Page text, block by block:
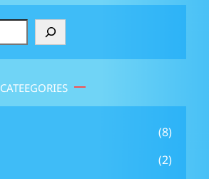
CATEEGORIES
(8)
(2)